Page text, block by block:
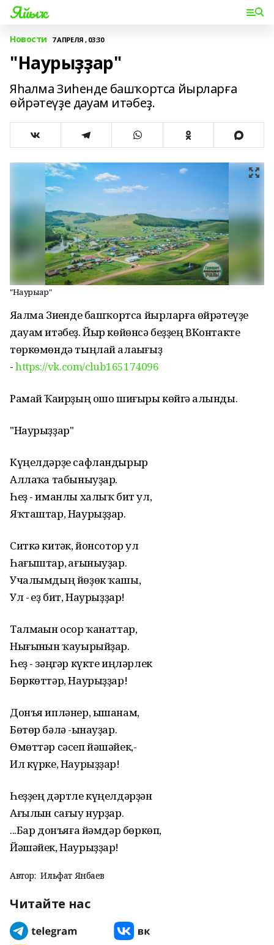
Яйыҡ
Новости 7 АПРЕЛЯ , 03:30
"Наурыҙҙар"
Яһалма Зиһенде башҡортса йырларға
өйрәтеүҙе дауам итәбеҙ.
"Наурыҙҙар"
Яһалма Зиһенде башҡортса йырларға өйрәтеүҙе
дауам итәбеҙ. Йыр көйөнсә беҙҙең ВКонтакте
төркөмөндә тыңлай алаһығыҙ
-https://vk.com/club165174096
Рамай Ҡаһирҙың ошо шиғыры көйгә һалынды.
"Наурыҙҙар"
Күңелдәрҙе сафландырыр
Аллаһҡа табыныуҙар.
Һеҙ - иманлы халыҡ бит ул,
Яҡташтар, Наурыҙҙар.
Ситкә китһәк, йонсотор ул
Һағыштар, һағыныуҙар.
Учалымдың йөҙөк ҡашы,
Ул - һеҙ бит, Наурыҙҙар!
Талмаһын осор ҡанаттар,
Нығынһын ҡауырыйҙар.
Һеҙ - зәңгәр күкте иңләрлек
Бөркөттәр, Наурыҙҙар!
Донъя ипләнер, ышанам,
Бөтөр бәлә -һынауҙар.
Өмөттәр сәсеп йәшәйек,-
Ил күрке, Наурыҙҙар!
Һеҙҙең дәртле күңелдәрҙән
Ағылһын сағыу нурҙар.
...Бар донъяға йәмдәр бөркөп,
Йәшәйек, Наурыҙҙар!
Автор: Ильфат Янбаев
Читайте нас